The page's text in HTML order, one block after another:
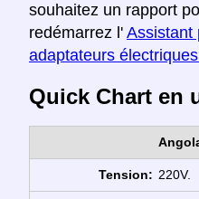
souhaitez un rapport
redémarrez l' Assistant
adaptateurs
Quick Chart en
Tension: 220V.